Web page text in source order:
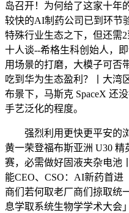
岛召开！为何给了这家十年
较快的AI制药公司已到环节
特殊行业生态之下，但还需
十人谈--希格生科创始人，
用场景的打磨，大模子可否
吃到华为生态盈利？丨大湾
布景下，马斯克 SpaceX 还
手艺泛化的程度。
强烈利用更快更平安的浏
黄一荣登福布斯亚洲 U30
赛，必需做好固液夹杂电池
能CEO、CSO：AI新药首进
商们若何取老厂商们掠取统
息学取系统生物学学术大会